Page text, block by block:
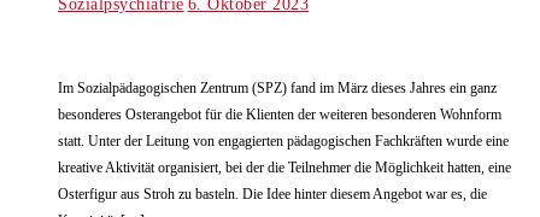
Sozialpsychiatrie 6. Oktober 2023
Im Sozialpädagogischen Zentrum (SPZ) fand im März dieses Jahres ein ganz
besonderes Osterangebot für die Klienten der weiteren besonderen Wohnform
statt. Unter der Leitung von engagierten pädagogischen Fachkräften wurde eine
kreative Aktivität organisiert, bei der die Teilnehmer die Möglichkeit hatten, eine
Osterfigur aus Stroh zu basteln. Die Idee hinter diesem Angebot war es, die